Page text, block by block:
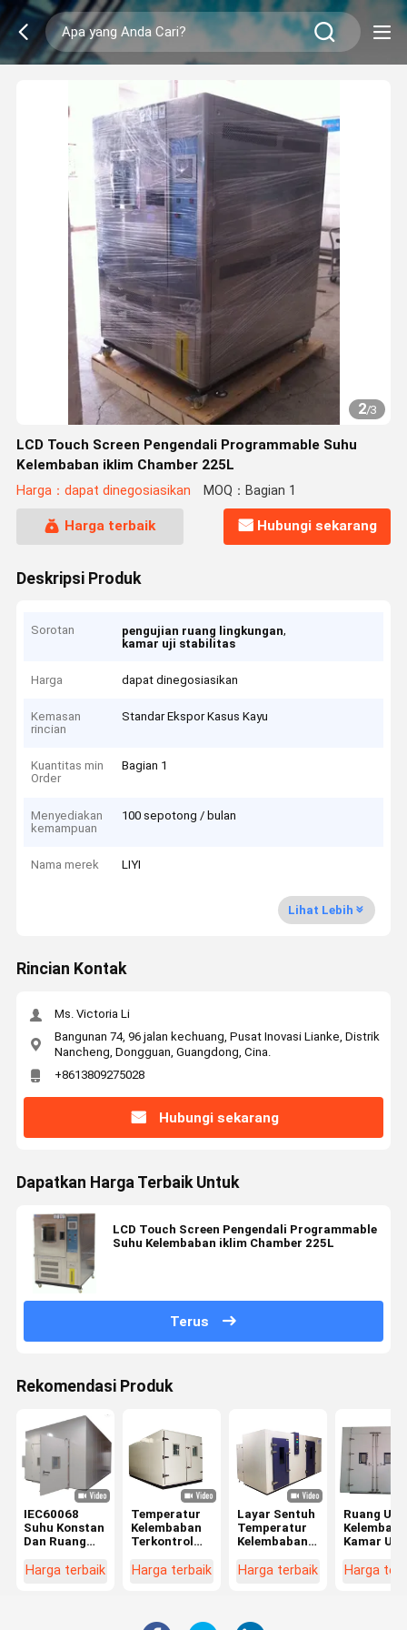
2/3
LCD Touch Screen Pengendali Programmable Suhu
Kelembaban iklim Chamber 225L
Harga：dapat dinegosiasikan MOQ：Bagian 1
Harga terbaik Hubungi sekarang
Deskripsi Produk
Sorotan pengujian ruang lingkungan,
kamar uji stabilitas
Harga dapat dinegosiasikan
Kemasan
rincian
Standar Ekspor Kasus Kayu
Kuantitas min
Order
Bagian 1
Menyediakan
kemampuan
100 sepotong / bulan
Nama merek LIYI
Lihat Lebih
Rincian Kontak
Ms. Victoria Li
Bangunan 74, 96 jalan kechuang, Pusat Inovasi Lianke, Distrik
Nancheng, Dongguan, Guangdong, Cina.
+8613809275028
Hubungi sekarang
Dapatkan Harga Terbaik Untuk
LCD Touch Screen Pengendali Programmable
Suhu Kelembaban iklim Chamber 225L
Terus
Rekomendasi Produk
IEC60068
Suhu Konstan
Dan Ruang
Berjalan Di
Harga terbaik
Temperatur
Kelembaban
Terkontrol
Lingkungan
Harga terbaik
Layar Sentuh
Temperatur
Kelembaban
Iklim,
Harga terbaik
Ruang Uji
Kamar Uji
- Di Ruang
Harga